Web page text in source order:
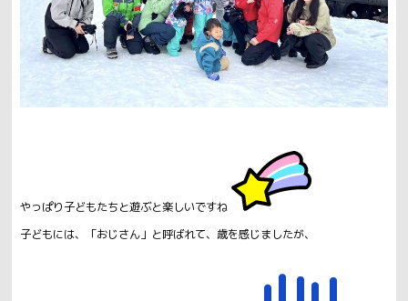
やっぱり子どもたちと遊ぶと楽しいですね
子どもには、「おじさん」と呼ばれて、歳を感じましたが、